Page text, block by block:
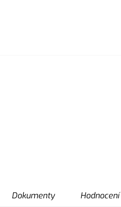
Dokumenty Hodnocení